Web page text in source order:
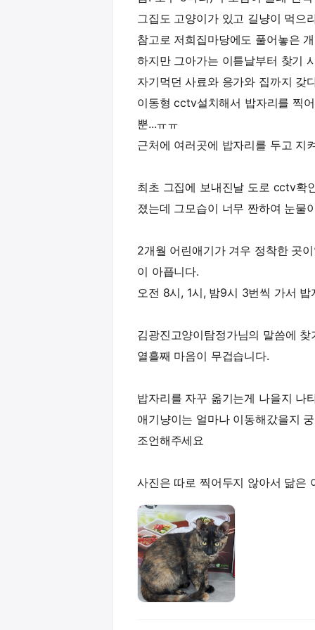
그집도 고양이가 있고 길냥이 먹으
참고로 저희집마당에도 풀어놓은
하지만 그아가는 이튿날부터 찾기
자기먹던 사료와 응가와 집까지 갖
이동형 cctv설치해서 밥자리를 찍
뿐...ㅠㅠ
근처에 여러곳에 밥자리를 두고 지
최초 그집에 보내진날 도로 cctv확
졌는데 그모습이 너무 짠하여 눈물
2개월 어린애기가 겨우 정착한 곳
이 아픕니다.
오전 8시, 1시, 밤9시 3번씩 가서
김광진고양이탐정가님의 말씀에
열흘째 마음이 무겁습니다.
밥자리를 자꾸 옮기는게 나을지 나
애기냥이는 얼마나 이동해갔을지
조언해주세요
사진은 따로 찍어두지 않아서 닮은